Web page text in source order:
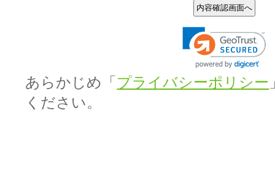
あらかじめ「 プライバシーポリシー
ください。